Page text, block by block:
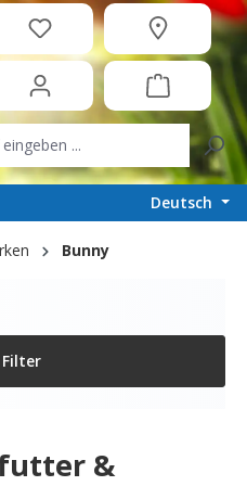
Deutsch
Bunny
Filter
&